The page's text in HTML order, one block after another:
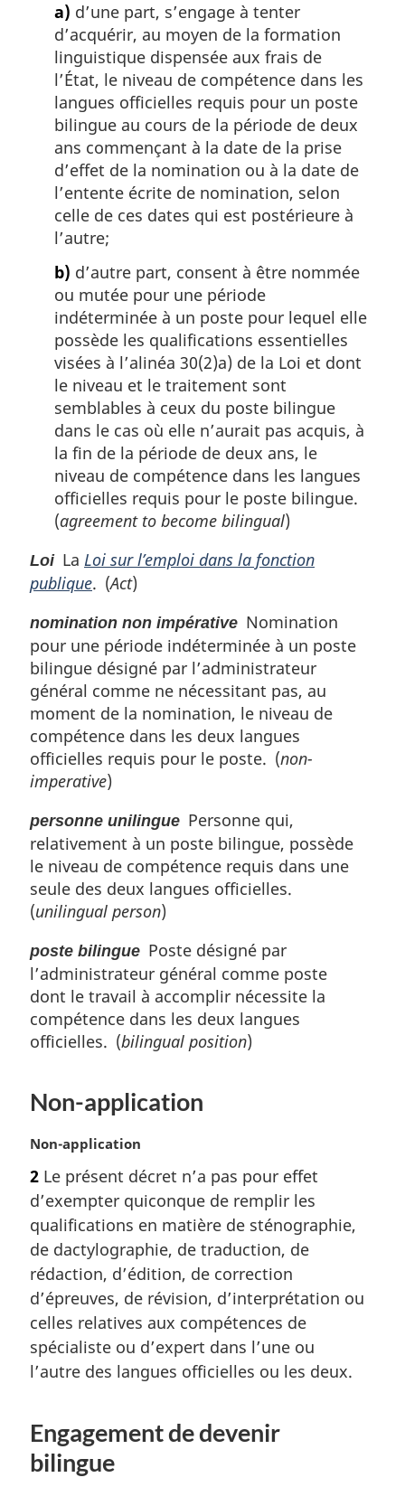
a) d’une part, s’engage à tenter
d’acquérir, au moyen de la formation
linguistique dispensée aux frais de
l’État, le niveau de compétence dans les
langues officielles requis pour un poste
bilingue au cours de la période de deux
ans commençant à la date de la prise
d’effet de la nomination ou à la date de
l’entente écrite de nomination, selon
celle de ces dates qui est postérieure à
l’autre;
b) d’autre part, consent à être nommée
ou mutée pour une période
indéterminée à un poste pour lequel elle
possède les qualifications essentielles
visées à l’alinéa 30(2)a) de la Loi et dont
le niveau et le traitement sont
semblables à ceux du poste bilingue
dans le cas où elle n’aurait pas acquis, à
la fin de la période de deux ans, le
niveau de compétence dans les langues
officielles requis pour le poste bilingue.
(agreement to become bilingual)
LoiLa Loi sur l’emploi dans la fonction
publique. (Act)
nomination non impérative Nomination
pour une période indéterminée à un poste
bilingue désigné par l’administrateur
général comme ne nécessitant pas, au
moment de la nomination, le niveau de
compétence dans les deux langues
officielles requis pour le poste. (non-
imperative)
personne unilingue Personne qui,
relativement à un poste bilingue, possède
le niveau de compétence requis dans une
seule des deux langues officielles.
(unilingual person)
poste bilingue Poste désigné par
l’administrateur général comme poste
dont le travail à accomplir nécessite la
compétence dans les deux langues
officielles. (bilingual position)
Non-application
N
t
e
m
a
g
i
n
a
l
e
Non-application
2 Le présent décret n’a pas pour effet
d’exempter quiconque de remplir les
qualifications en matière de sténographie,
de dactylographie, de traduction, de
rédaction, d’édition, de correction
d’épreuves, de révision, d’interprétation ou
celles relatives aux compétences de
spécialiste ou d’expert dans l’une ou
l’autre des langues officielles ou les deux.
Engagement de devenir
bilingue